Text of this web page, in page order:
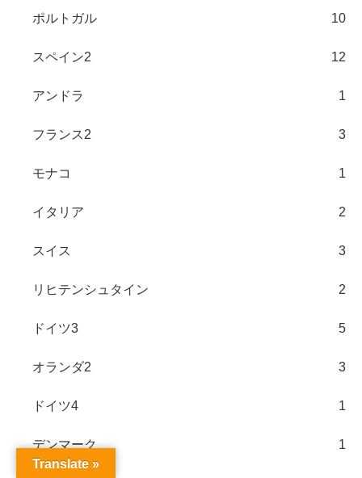
ポルトガル 10
スペイン2 12
アンドラ 1
フランス2 3
モナコ 1
イタリア 2
スイス 3
リヒテンシュタイン 2
ドイツ3 5
オランダ2 3
ドイツ4 1
デンマーク 1
Translate »